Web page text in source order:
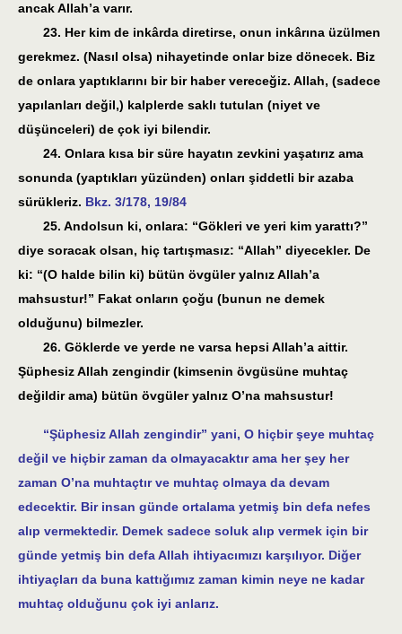
ancak Allah’a varır.
23. Her kim de inkârda diretirse, onun inkârına üzülmen
gerekmez. (Nasıl olsa) nihayetinde onlar bize dönecek. Biz
de onlara yaptıklarını bir bir haber vereceğiz. Allah, (sadece
yapılanları değil,) kalplerde saklı tutulan (niyet ve
düşünceleri) de çok iyi bilendir.
24. Onlara kısa bir süre hayatın zevkini yaşatırız ama
sonunda (yaptıkları yüzünden) onları şiddetli bir azaba
sürükleriz. Bkz. 3/178, 19/84
25. Andolsun ki, onlara: “Gökleri ve yeri kim yarattı?”
diye soracak olsan, hiç tartışmasız: “Allah” diyecekler. De
ki: “(O halde bilin ki) bütün övgüler yalnız Allah’a
mahsustur!” Fakat onların çoğu (bunun ne demek
olduğunu) bilmezler.
26. Göklerde ve yerde ne varsa hepsi Allah’a aittir.
Şüphesiz Allah zengindir (kimsenin övgüsüne muhtaç
değildir ama) bütün övgüler yalnız O’na mahsustur!
“Şüphesiz Allah zengindir” yani, O hiçbir şeye muhtaç
değil ve hiçbir zaman da olmayacaktır ama her şey her
zaman O’na muhtaçtır ve muhtaç olmaya da devam
edecektir. Bir insan günde ortalama yetmiş bin defa nefes
alıp vermektedir. Demek sadece soluk alıp vermek için bir
günde yetmiş bin defa Allah ihtiyacımızı karşılıyor. Diğer
ihtiyaçları da buna kattığımız zaman kimin neye ne kadar
muhtaç olduğunu çok iyi anlarız.